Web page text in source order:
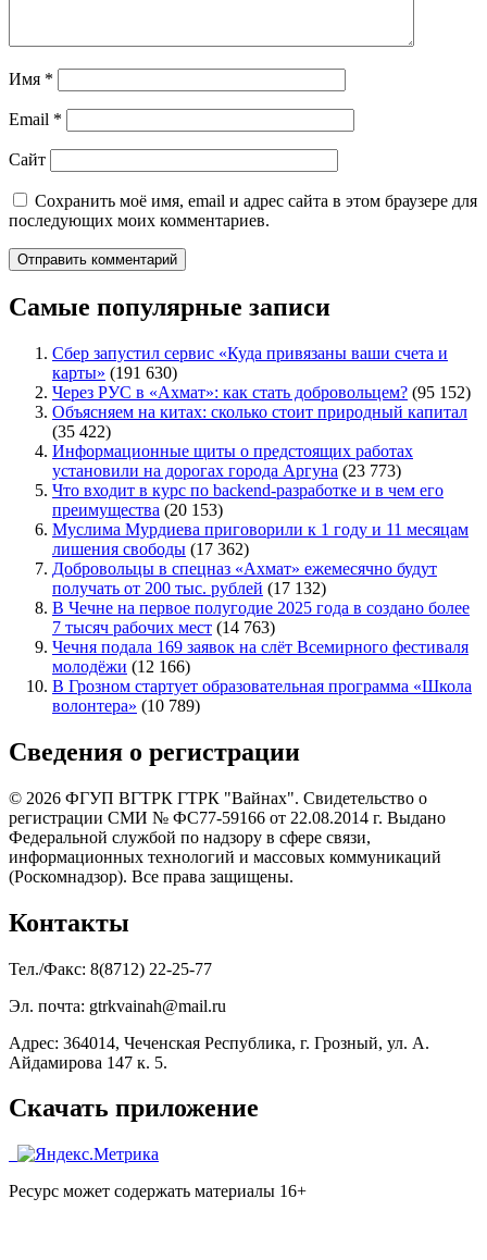
Имя *
Email *
Сайт
Сохранить моё имя, email и адрес сайта в этом браузере для
последующих моих комментариев.
Самые популярные записи
Сбер запустил сервис «Куда привязаны ваши счета и
карты» (191 630)
Через РУС в «Ахмат»: как стать добровольцем? (95 152)
Объясняем на китах: сколько стоит природный капитал
(35 422)
Информационные щиты о предстоящих работах
установили на дорогах города Аргуна (23 773)
Что входит в курс по backend-разработке и в чем его
преимущества (20 153)
Муслима Мурдиева приговорили к 1 году и 11 месяцам
лишения свободы (17 362)
Добровольцы в спецназ «Ахмат» ежемесячно будут
получать от 200 тыс. рублей (17 132)
В Чечне на первое полугодие 2025 года в создано более
7 тысяч рабочих мест (14 763)
Чечня подала 169 заявок на слёт Всемирного фестиваля
молодёжи (12 166)
В Грозном стартует образовательная программа «Школа
волонтера» (10 789)
Сведения о регистрации
© 2026 ФГУП ВГТРК ГТРК "Вайнах". Свидетельство о
регистрации СМИ № ФС77-59166 от 22.08.2014 г. Выдано
Федеральной службой по надзору в сфере связи,
информационных технологий и массовых коммуникаций
(Роскомнадзор). Все права защищены.
Контакты
Тел./Факс: 8(8712) 22-25-77
Эл. почта: gtrkvainah@mail.ru
Адрес: 364014, Чеченская Республика, г. Грозный, ул. А.
Айдамирова 147 к. 5.
Скачать приложение
Ресурс может содержать материалы 16+